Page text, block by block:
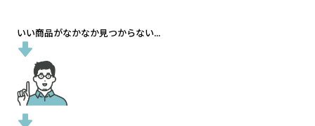
いい商品がなかなか見つからない...